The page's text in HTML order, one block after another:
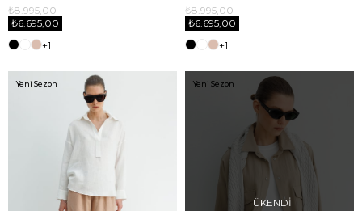
₺6.695,00
₺8.995,00
+1
₺6.695,00
₺8.995,00
+1
Yeni Sezon
TÜKENDI
Yeni Sezon